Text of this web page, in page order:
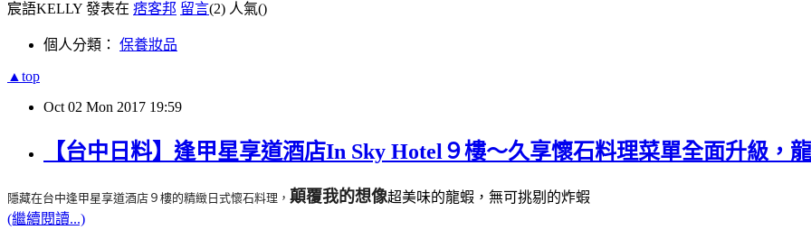
宸語KELLY 發表在 痞客邦 留言(2) 人氣()
個人分類： 保養妝品
▲top
Oct 02 Mon 2017 19:59
【台中日料】逢甲星享道酒店In Sky Hotel９樓～久享懷石料理菜單全面升級，
隱藏在台中逢甲星享道酒店９樓的精緻日式懷石料理， 顛覆我的想像超美味的龍蝦，無可挑剔的炸蝦
(繼續閱讀...)